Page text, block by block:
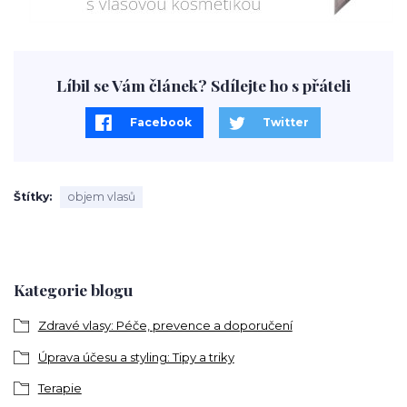
Kategorie blogu
Zdravé vlasy: Péče, prevence a doporučení
Úprava účesu a styling: Tipy a triky
Terapie
Líbil se Vám článek? Sdílejte ho s přáteli
Facebook Twitter
Štítky objem vlasů